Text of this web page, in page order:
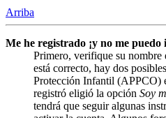
Arriba
Me he registrado ¡y no me
Primero, verifique su nombre
está correcto, hay dos
Protección Infantil (APPCO)
registró eligió la opción Soy
tendrá que seguir algunas